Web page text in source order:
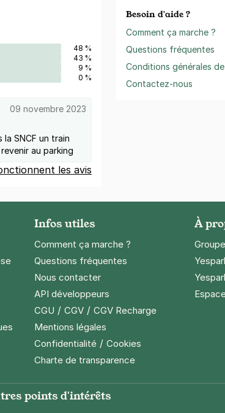
48 %
43 %
9 %
0 %
09 novembre 2023
SNCF un train
au parking
les avis
Besoin d'aide ?
Comment ça marche ?
Questions fréquentes
Conditions générales
Contactez-nous
Infos utiles
Comment ça marche ?
Questions fréquentes
Nous contacter
API développeurs
CGU / CGV/ CGV Recharge
Mentions légales
Confidentialité/ Cookies
Charte de transparence
À
points d'intérêts